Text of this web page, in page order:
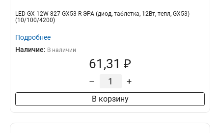
LED GX-12W-827-GX53 R ЭРА (диод, таблетка, 12Вт, тепл, GX53)
(10/100/4200)
Подробнее
Наличие: В наличии
61,31 ₽
– +
В корзину